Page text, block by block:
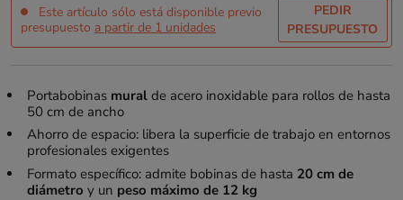
Este artículo sólo está disponible previo
presupuesto a partir de 1 unidades
PEDIR
PRESUPUESTO
Portabobinas muralde acero inoxidable para rollos de hasta
50 cm de ancho
Ahorro de espacio: libera la superficie de trabajo en entornos
profesionales exigentes
Formato específico: admite bobinas de hasta 20 cm de
diámetro y un peso máximo de 12 kg